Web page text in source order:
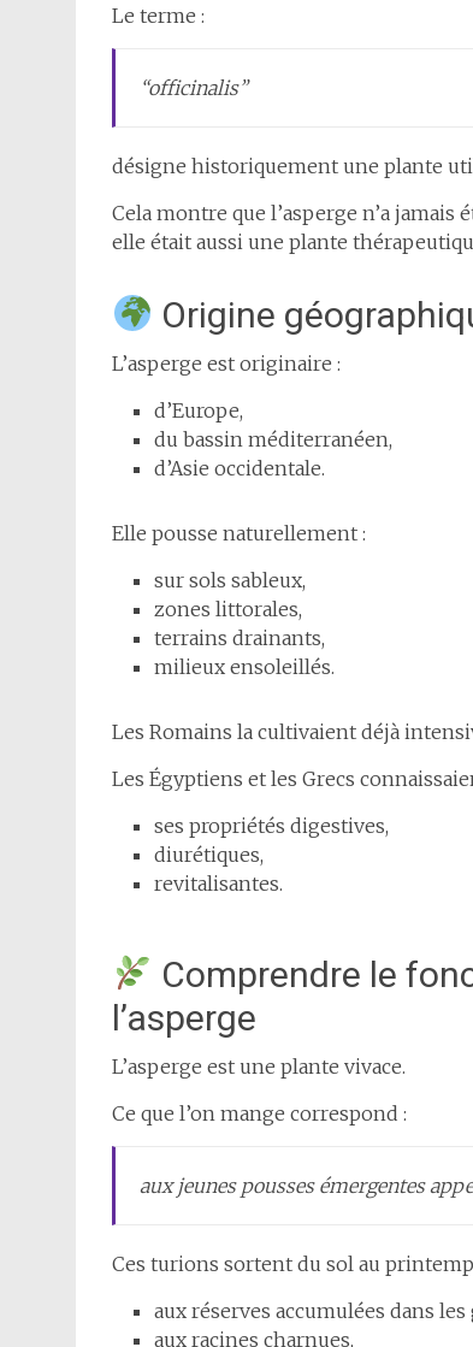
Le terme :
“officinalis”
désigne historiquement une plante
Cela montre que l’asperge n’a jamais
elle était aussi une plante
Origine
L’asperge est originaire :
d’Europe,
du bassin méditerranéen,
d’Asie occidentale.
Elle pousse naturellement :
sur sols sableux,
zones littorales,
terrains drainants,
milieux ensoleillés.
Les Romains la cultivaient déjà
Les Égyptiens et les Grecs
ses propriétés digestives,
diurétiques,
revitalisantes.
Comprendre le
l’asperge
L’asperge est une plante vivace.
Ce que l’on mange correspond :
aux jeunes pousses émergentes
Ces turions sortent du sol au
aux réserves accumulées dans les
aux racines charnues,